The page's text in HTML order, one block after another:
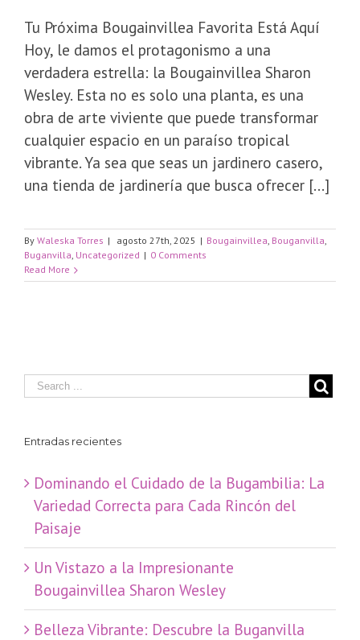
Tu Próxima Bougainvillea Favorita Está Aquí ​
Hoy, le damos el protagonismo a una
verdadera estrella: la Bougainvillea Sharon
Wesley. Esta no es solo una planta, es una
obra de arte viviente que puede transformar
cualquier espacio en un paraíso tropical
vibrante. Ya sea que seas un jardinero casero,
una tienda de jardinería que busca ofrecer [...]
By Waleska Torres | agosto 27th, 2025 | Bougainvillea, Bouganvilla,
Buganvilla, Uncategorized | 0 Comments
Read More
Entradas recientes
Dominando el Cuidado de la Bugambilia: La
Variedad Correcta para Cada Rincón del
Paisaje
​Un Vistazo a la Impresionante
Bougainvillea Sharon Wesley
Belleza Vibrante: Descubre la Buganvilla